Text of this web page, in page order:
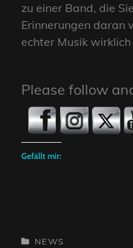
zu einer Band, die
Erinnerungen daran
echter Musik
Please follow
Gefällt mir:
CATEGORIES
NEWS